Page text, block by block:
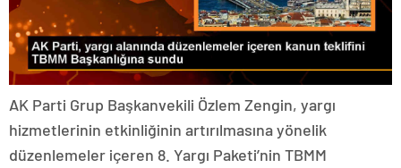
AK Parti Grup Başkanvekili Özlem Zengin, yargı
hizmetlerinin etkinliğinin artırılmasına yönelik
düzenlemeler içeren 8. Yargı Paketi’nin TBMM